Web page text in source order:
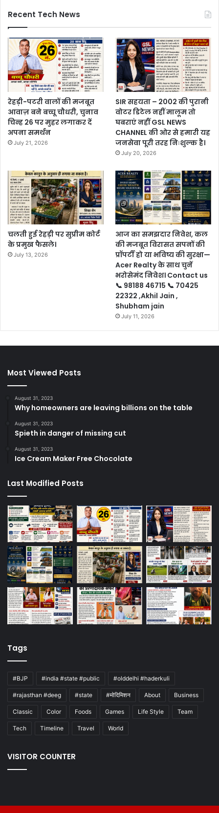
Recent Tech News
रेहड़ी-पटरी वालों की मजबूत
आवाज़ बने बच्चू चौधरी, चुनाव
चिन्ह 26 पर मुहर लगाकर दें
अपना समर्थन
July 21, 2026
SIR सहयता – 2002 की पुरानी
वोटर डिटेल नहीं मालूम तो
घबराएं नहीं GSL NEWS
CHANNEL की ओर से हमारी यह
जनसेवा पूरी तरह निःशुल्क है।
July 20, 2026
चलती हुई रेहड़ी पर सुप्रीम कोर्ट
के प्रमुख फैसले।
July 13, 2026
आज का समझदार निवेश, कल
की मजबूत विरासत सपनों की
प्रॉपर्टी हो या भविष्य की सुरक्षा—
Acer Realty के साथ चुनें
भरोसेमंद निवेश। Contact us
📞 98188 46715 📞 70425
22322 ,Akhil Jain ,
Shubham jain
July 11, 2026
Most Viewed Posts
August 31, 2023
Why homeowners are leaving billions on the table
August 31, 2023
Spieth in danger of missing cut
August 31, 2023
Ice Cream Maker Free Chocolate
Last Modified Posts
Tags
#BJP #india #state #public #olddelhi #haderkuli
#rajasthan #deeg #state #मोदिमिशन About Business
Classic Color Foods Games Life Style Team
Tech Timeline Travel World
VISITOR COUNTER